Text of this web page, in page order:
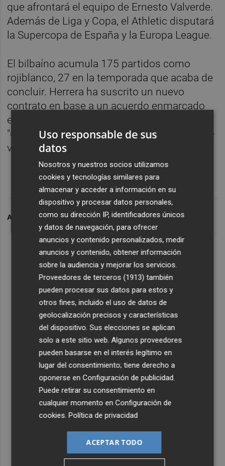
que afrontará el equipo de Ernesto Valverde.
Además de Liga y Copa, el Athletic disputará
la Supercopa de España y la Europa League.
El bilbaíno acumula 175 partidos como
rojiblanco, 27 en la temporada que acaba de
concluir. Herrera ha suscrito un nuevo
contrato en base a un acuerdo enmarcado
en la línea trazada por el club bilbaíno, con
"una estructura salarial fija y un componente
variable por objetivos".
ARCHIVADO EN ANDER HERRERA
Uso responsable de sus
datos
Nosotros y nuestros socios utilizamos
cookies y tecnologías similares para
almacenar y acceder a información en su
dispositivo y procesar datos personales,
como su dirección IP, identificadores únicos
y datos de navegación, para ofrecer
anuncios y contenido personalizados, medir
anuncios y contenido, obtener información
sobre la audiencia y mejorar los servicios.
Proveedores de terceros (1913) también
pueden procesar sus datos para estos y
otros fines, incluido el uso de datos de
geolocalización precisos y características
del dispositivo. Sus elecciones se aplican
solo a este sitio web. Algunos proveedores
pueden basarse en el interés legítimo en
lugar del consentimiento; tiene derecho a
oponerse enConfiguración de publicidad.
Puede retirar su consentimiento en
cualquier momento enConfiguración de
cookies.Política de privacidad
ACEPTAR TODO